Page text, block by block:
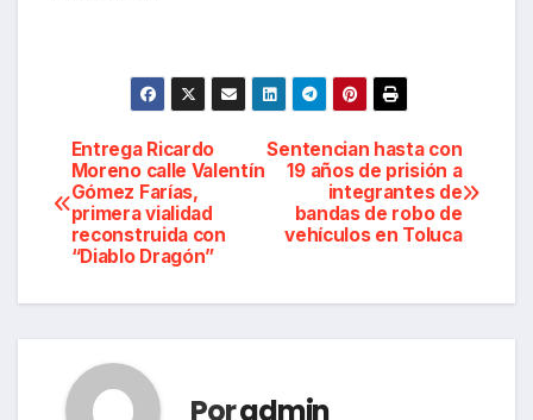
Navegación
de
entradas
Sentencian hasta con
19 años de prisión a
integrantes de
bandas de robo de
vehículos en Toluca
Entrega Ricardo
Moreno calle Valentín
Gómez Farías,
primera vialidad
reconstruida con
“Diablo Dragón”
Poradmin